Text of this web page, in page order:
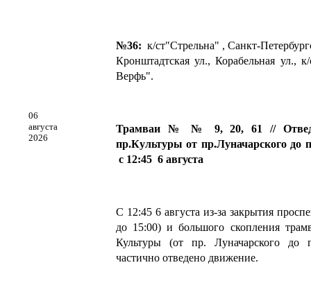
№36: к/ст"Стрельна" , Санкт-
Кронштадтская ул., Корабельная ул.,
Верфь".
06
августа
2026
Трамваи № № 9, 20, 61 //
пр.Культуры от пр.Луначарского до
с 12:45 6 августа
С 12:45 6 августа из-за закрытия
до 15:00) и большого скопления
Культуры (от пр. Луначарского до
частично отведено движение.